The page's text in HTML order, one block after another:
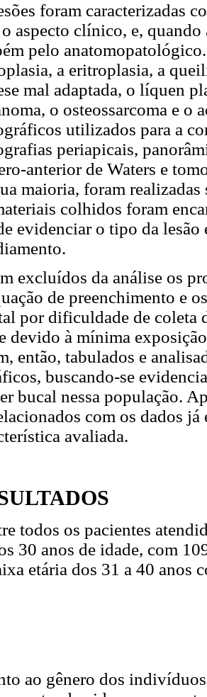
foram caracterizadas
aspecto clínico, e,
pelo
a eritroplasia, a
mal adaptada, o líquen
o osteossarcoma e o
utilizados para a
periapicais,
anterior de Waters e
maioria, foram
colhidos foram
evidenciar o tipo da lesão
excluídos da análise os
de preenchimento e
por dificuldade de coleta
devido à mínima
então, tabulados e
buscando-se
bucal nessa população.
com os dados
avaliada.
todos os pacientes
30 anos de idade, com
etária dos 31 a 40 anos
ao gênero dos